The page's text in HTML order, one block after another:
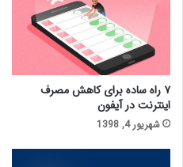
۷ راه ساده برای کاهش مصرف
اینترنت در آیفون
شهریور 4, 1398